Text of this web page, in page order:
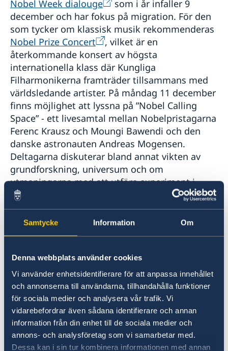
Samtycke Information Om
Denna webbplats använder cookies
Vi använder enhetsidentifierare för att anpassa innehållet
och annonserna till användarna, tillhandahålla funktioner
för sociala medier och analysera vår trafik. Vi
vidarebefordrar även sådana identifierare och annan
information från din enhet till de sociala medier och
annons- och analysföretag som vi samarbetar med.
Dessa kan i sin tur kombinera informationen med annan
Nobel Week dialouge
som i år infaller 9
december och har fokus på migration. För den
som tycker om klassisk musik rekommenderas
Nobel Prize Concert
, vilket är en
återkommande konsert av högsta
internationella klass där Kungliga
Filharmonikerna framträder tillsammans med
världsledande artister. På måndag 11 december
finns möjlighet att lyssna på ”Nobel Calling
Space” - ett livesamtal mellan Nobelpristagarna
Ferenc Krausz och Moungi Bawendi och den
danske astronauten Andreas Mogensen.
Deltagarna diskuterar bland annat vikten av
grundforskning, universum och om
utmaningarna med att utföra experiment i
rymden. Registrera dig
för att följa
livesändningen digitalt.
En av höjdpunkterna under Nobelveckan är
lyser upp byggnader och offentliga platser i
centrala Stockholm med konstnärliga
installationer av lokala och internationella
konstnärer. Konstverken är inspirerade av
Nobelpristagarna och deras upptäckter.
Festivalen är ett samarbete mellan
Nobelstiftelsen, Stockholms stad och en rad